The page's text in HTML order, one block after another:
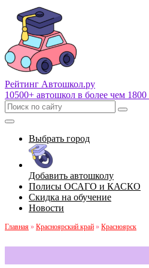
Рейтинг Автошкол.ру
10500+ автошкол в более чем
Выбрать город
Добавить автошколу
Полисы ОСАГО и КАСКО
Скидка на обучение
Новости
Главная » Красноярский край » Красноярск